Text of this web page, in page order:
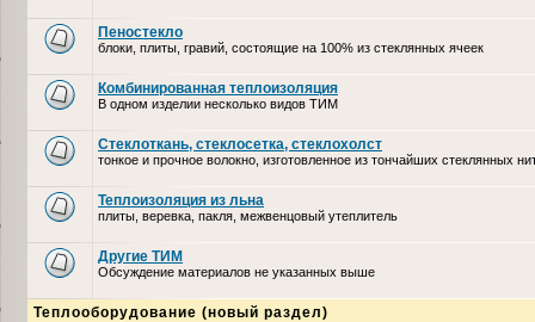
Пеностекло
блоки, плиты, гравий, состоящие на 100% из стеклянных ячеек
Комбинированная теплоизоляция
В одном изделии несколько видов ТИМ
Стеклоткань, стеклосетка, cтеклохолст
тонкое и прочное волокно, изготовленное из тончайших стеклянных
Теплоизоляция из льна
плиты, веревка, пакля, межвенцовый утеплитель
Другие ТИМ
Обсуждение материалов не указанных выше
Теплооборудование (новый раздел)